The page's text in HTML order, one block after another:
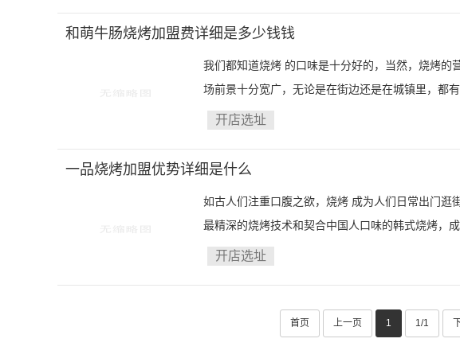
和萌牛肠烧烤加盟费详细是多少钱钱
我们都知道烧烤 的口味是十分好的，当然，烧烤的
场前景十分宽广，无论是在街边还是在城镇里，都有
开店选址
一品烧烤加盟优势详细是什么
如古人们注重口腹之欲，烧烤 成为人们日常出门逛
最精深的烧烤技术和契合中国人口味的韩式烧烤，成
开店选址
首页 上一页 1 1/1